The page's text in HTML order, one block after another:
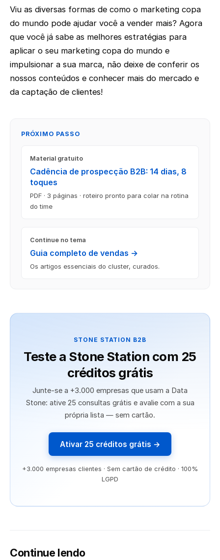
Viu as diversas formas de como o marketing copa
do mundo pode ajudar você a vender mais? Agora
que você já sabe as melhores estratégias para
aplicar o seu marketing copa do mundo e
impulsionar a sua marca, não deixe de conferir os
nossos conteúdos e conhecer mais do mercado e
da captação de clientes!
PRÓXIMO PASSO
Material gratuito
Cadência de prospecção B2B: 14 dias, 8
toques
PDF · 3 páginas · roteiro pronto para colar na rotina
do time
Continue no tema
Guia completo de vendas →
Os artigos essenciais do cluster, curados.
STONE STATION B2B
Teste a Stone Station com 25
créditos grátis
Junte-se a +3.000 empresas que usam a Data
Stone: ative 25 consultas grátis e avalie com a sua
própria lista — sem cartão.
Ativar 25 créditos grátis →
+3.000 empresas clientes · Sem cartão de crédito · 100%
LGPD
Continue lendo